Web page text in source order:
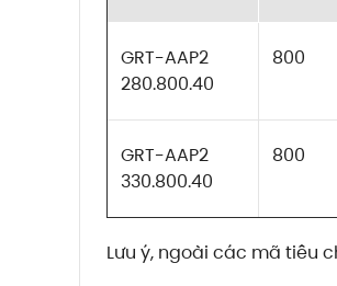
GRT-AAP2
280.800.40
800
GRT-AAP2
330.800.40
800
Lưu ý, ngoài các mã tiêu